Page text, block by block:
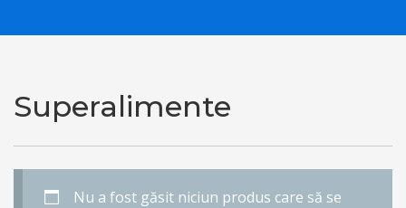
Superalimente
Nu a fost găsit niciun produs care să se